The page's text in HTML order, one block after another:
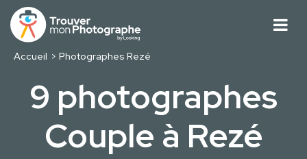
Accueil Photographes Rezé
9 photographes
Couple à Rezé